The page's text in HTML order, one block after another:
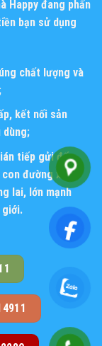
Happy đang phấn
bạn sử dụng
chất lượng và
kết nối sản
dùng;
tiếp gửi đến
đường xây
lai, lớn mạnh
giới.